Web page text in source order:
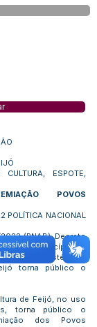
CULTURA, ESPOTE,
POVOS
POLÍTICA NACIONAL
(PNAB); Decreto
LOA do município de
pelo Ministério da
torna público o
de Feijó, no uso
torna público o
dos Povos